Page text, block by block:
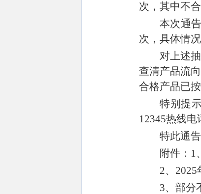
次，其中不
本次通
次 ，具体情
对上述
查清产品流
合格产品已
特别提
12345热线电
特此通告
附件： 1、
2、 2025
3、部分